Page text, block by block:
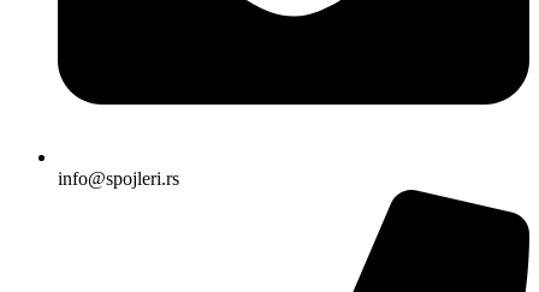
info@spojleri.rs